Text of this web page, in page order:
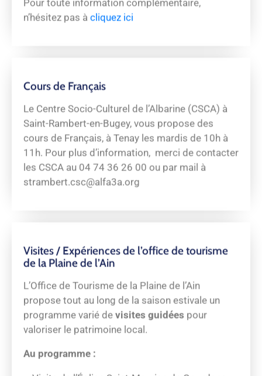
n’hésitez pas àcliquez ici
Saint-Rambert-en-Bugey, vous propose des
cours de Français, à Tenay les mardis de 10h à
11h. Pour plus d’information, merci de contacter
les CSCA au 04 74 36 26 00 ou par mail à
strambert.csc@alfa3a.org
de la Plaine de l’Ain
propose tout au long de la saison estivale un
programme varié de visites guidéespour
valoriser le patrimoine local.